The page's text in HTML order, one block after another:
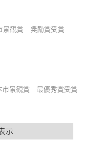
景観賞 奨励賞受賞
市景観賞 最優秀賞受賞
示